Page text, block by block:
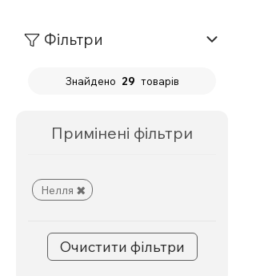
Фільтри
Знайдено 29 товарів
Примінені фільтри
Нелля
Очистити фільтри